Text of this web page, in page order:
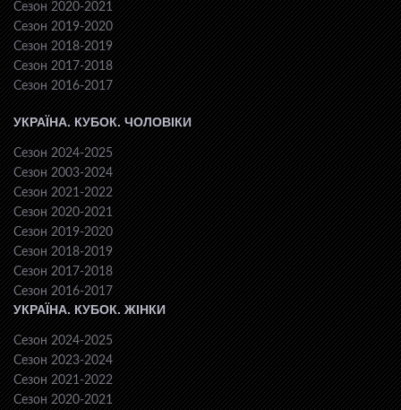
Сезон 2020-2021
Сезон 2019-2020
Сезон 2018-2019
Сезон 2017-2018
Сезон 2016-2017
УКРАЇНА. КУБОК. ЧОЛОВІКИ
Сезон 2024-2025
Сезон 2003-2024
Сезон 2021-2022
Сезон 2020-2021
Сезон 2019-2020
Сезон 2018-2019
Сезон 2017-2018
Сезон 2016-2017
УКРАЇНА. КУБОК. ЖІНКИ
Сезон 2024-2025
Сезон 2023-2024
Сезон 2021-2022
Сезон 2020-2021